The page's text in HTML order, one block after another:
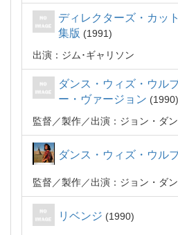
ディレクターズ・カッ
集版
1991
出演：ジム･ギャリソン
ダンス・ウィズ・ウル
ー・ヴァージョン
1990
監督
製作 出演：ジョン・ダ
ダンス・ウィズ・ウル
監督 製作 出演：ジョン・ダ
リベンジ 1990